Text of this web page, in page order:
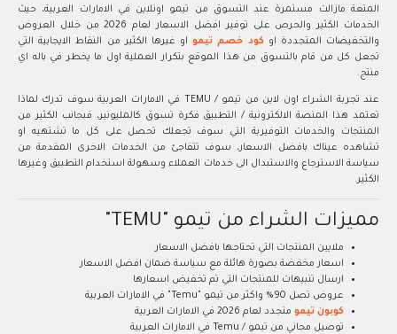
المتعة مازالت مستمرة عند التسوق من تيمو اونلاين في الامارات العربية، حيث
الخدمات الكثير والحرص على توفير افضل الاسعار لعام 2026 من خلال العروض
والتخفيضات المتجددة اوكود خصم تيمواو غيرها الكثير من النقاط الايجابية التي
تجعل كل من قام بالتسوق من هذا الموقع بتكرار العملية اول ما يخطر في باله اي
منتج.
عند تجربة الشراء اون لاين من تيمو / TEMU في الامارات العربية سوف تدرك لماذا
تعتمد هذا المنصة الالكترونية / التطبيق فكرة تسوق كالمليونير، فبجانب الكثير من
المنتجات والخدمات التوفيرية التي سوف تجعلك تحصل على كل ما تشتهيه او
تشاهده عيناك بافضل الاسعار، سوف تتفاجئ من الخدمات الاخرى المقدمة من
سياسة الاسترجاع والاستبدال الى خدمات العملاء وسهولة استخدام التطبيق وغيرها
الكثير.
مميزات الشراء من تيمو "TEMU"
ملايين المنتجات التي تحتاجها بافضل الاسعار
اسعار مخفضة بصورة هائلة مع سياسة ضمان افضل الاسعار
ارسال تنبيهات للمنتجات التي تم تخفيض اسعارها
عروض تصل 90% واكثر من تيمو "Temu" في الامارات العربية
كوبون تيمو متجدد لعام 2026 في الامارات العربية
توصيل مجاني من تيمو / Temu في الامارات العربية